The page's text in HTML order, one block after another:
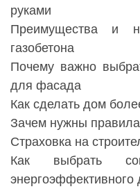
руками
Преимущества и
газобетона
Почему важно
для фасада
Как сделать дом
Зачем нужны правила
Страховка на
Как выбрать
энергоэффективного